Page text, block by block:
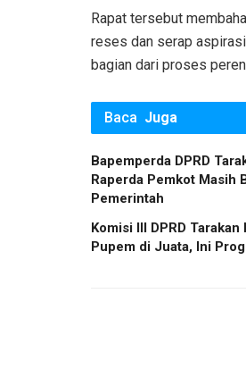
Rapat tersebut
reses dan serap
bagian dari proses
Baca Juga
Bapemperda DPRD
Raperda Pemkot Masih
Pemerintah
Komisi III DPRD
Pupem di Juata, Ini